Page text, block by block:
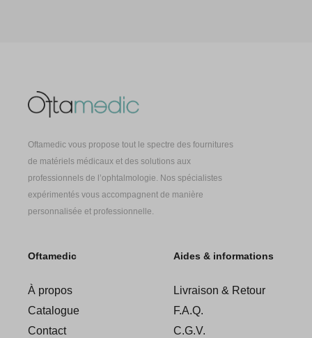
Oftamedic vous propose tout le spectre des fournitures
de matériels médicaux et des solutions aux
professionnels de l’ophtalmologie. Nos spécialistes
expérimentés vous accompagnent de manière
personnalisée et professionnelle.
Oftamedic
À propos
Catalogue
Contact
Aides & informations
Livraison & Retour
F.A.Q.
C.G.V.